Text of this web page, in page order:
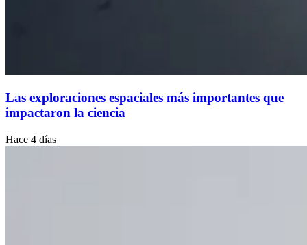
Las exploraciones espaciales más importantes que
impactaron la ciencia
Hace 4 días